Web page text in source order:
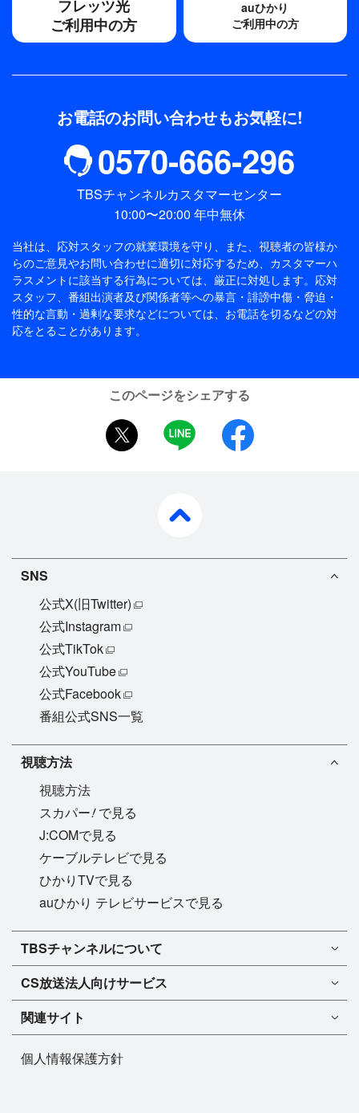
フレッツ光
ご利用中の方
auひかり
ご利用中の方
お電話のお問い合わせもお気軽に!
0570-666-296
TBSチャンネルカスタマーセンター
10:00〜20:00 年中無休
当社は、応対スタッフの就業環境を守り、また、視聴者の皆様か
らのご意見やお問い合わせに適切に対応するため、 カスタマーハ
ラスメントに該当する行為については、厳正に対処します。応対
スタッフ、番組出演者及び関係者等への暴言・誹謗中傷・脅迫・
性的な言動・過剰な要求などについては、お電話を切るなどの対
応をとることがあります。
このページをシェアする
twitter
LINE
SNS
公式X(旧Twitter)
公式Instagram
公式TikTok
公式YouTube
公式Facebook
番組公式SNS一覧
視聴方法
視聴方法
スカパー!で見る
J:COMで見る
ケーブルテレビで見る
ひかりTVで見る
auひかり テレビサービスで見る
TBSチャンネル1
TBSチャンネル2
マンスリーガイド［PDF］
TBSチャンネルについて
TBSチャンネルについて
FAQ・よくあるご質問
インフォメーション
プレゼント
CS放送法人向けサービス
法人向けサービスについて
TBSチャンネル1
TBSチャンネル2
今月放送
ドラマ
バラエティ
音楽
関連サイト
BS-TBS
個人情報保護方針